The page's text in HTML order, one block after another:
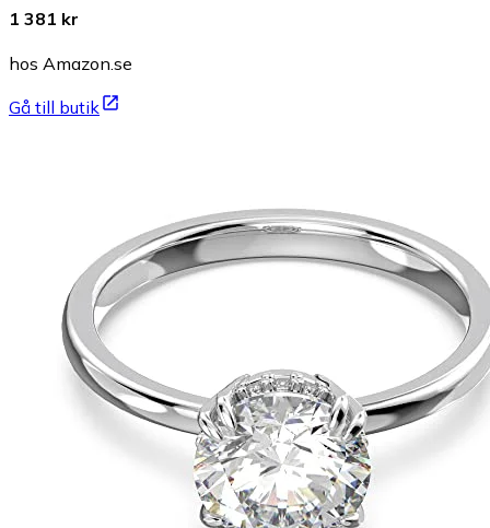
1 381 kr
hos Amazon.se
Gå till butik